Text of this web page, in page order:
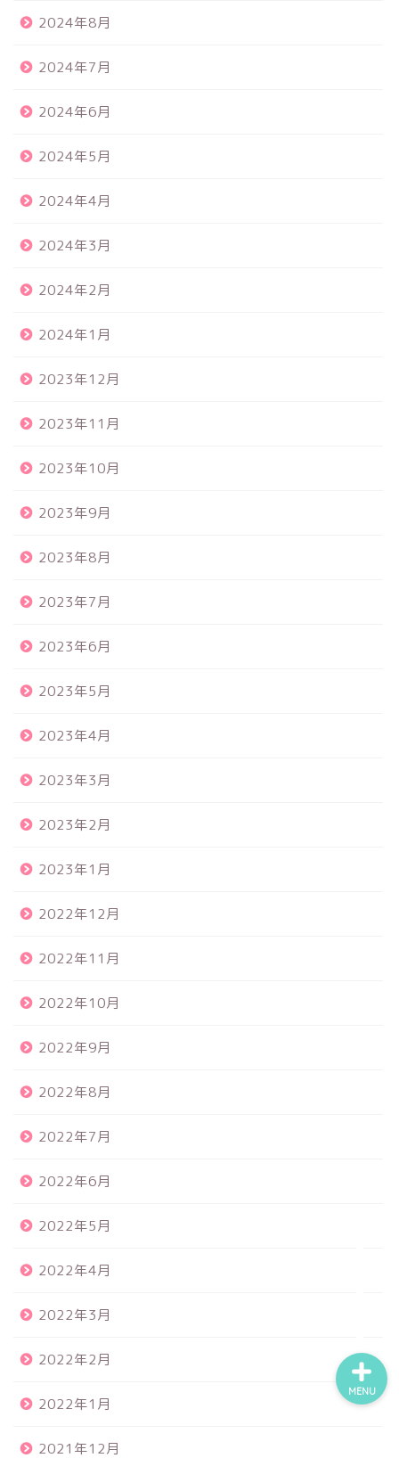
2024年8月
2024年7月
2024年6月
2024年5月
2024年4月
2024年3月
2024年2月
2024年1月
2023年12月
2023年11月
2023年10月
2023年9月
2023年8月
2023年7月
2023年6月
2023年5月
2023年4月
2023年3月
2023年2月
2023年1月
2022年12月
2022年11月
2022年10月
2022年9月
2022年8月
2022年7月
2022年6月
2022年5月
2022年4月
2022年3月
2022年2月
2022年1月
2021年12月
MENU